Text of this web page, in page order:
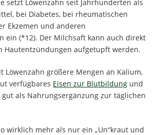
setzt Löwenzahn seit Jahrhunderten als
bei Diabetes, bei rheumatischen
Ekzemen und anderen
ein (*12). Der Milchsaft kann auch direkt
Hautentzündungen aufgetupft werden.
Löwenzahn größere Mengen an Kalium,
verfügbares Eisen zur Blutbildung und
als Nahrungsergänzung zur täglichen
wirklich mehr als nur ein „Un“kraut und